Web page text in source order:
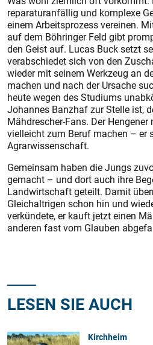
reparaturanfällig und komplexe
einem Arbeitsprozess vereinen.
auf dem Böhringer Feld gibt
den Geist auf. Lucas Buck setzt
verabschiedet sich von den
wieder mit seinem Werkzeug an
machen und nach der Ursache
heute wegen des Studiums
Johannes Banzhaf zur Stelle ist,
Mähdrescher-Fans. Der
vielleicht zum Beruf machen – er
Agrarwissenschaft.
Gemeinsam haben die Jungs
gemacht – und dort auch ihre
Landwirtschaft geteilt. Damit
Gleichaltrigen schon hin und
verkündete, er kauft jetzt einen
anderen fast vom Glauben
LESEN SIE AUCH
Kirchheim